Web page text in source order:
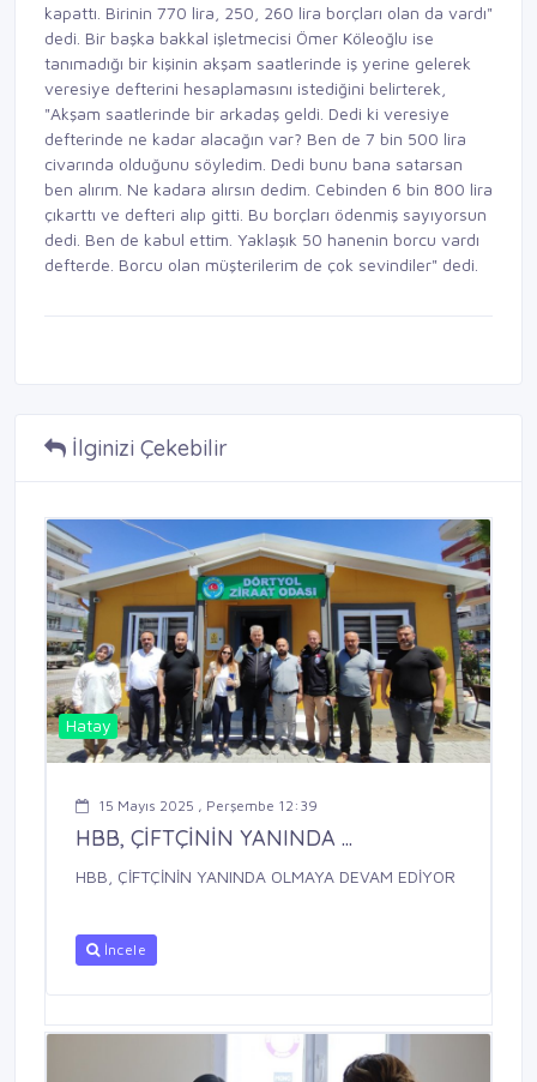
kapattı. Birinin 770 lira, 250, 260 lira borçları olan da vardı"
dedi. Bir başka bakkal işletmecisi Ömer Köleoğlu ise
tanımadığı bir kişinin akşam saatlerinde iş yerine gelerek
veresiye defterini hesaplamasını istediğini belirterek,
"Akşam saatlerinde bir arkadaş geldi. Dedi ki veresiye
defterinde ne kadar alacağın var? Ben de 7 bin 500 lira
civarında olduğunu söyledim. Dedi bunu bana satarsan
ben alırım. Ne kadara alırsın dedim. Cebinden 6 bin 800 lira
çıkarttı ve defteri alıp gitti. Bu borçları ödenmiş sayıyorsun
dedi. Ben de kabul ettim. Yaklaşık 50 hanenin borcu vardı
defterde. Borcu olan müşterilerim de çok sevindiler" dedi.
İlginizi Çekebilir
Hatay
15 Mayıs 2025 , Perşembe 12:39
HBB, ÇİFTÇİNİN YANINDA ...
HBB, ÇİFTÇİNİN YANINDA OLMAYA DEVAM EDİYOR
İncele